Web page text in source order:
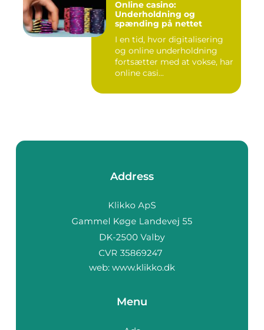
Online casino:
Underholdning og
spænding på nettet
I en tid, hvor digitalisering
og online underholdning
fortsætter med at vokse, har
online casi...
Address
web: www.klikko.dk
Menu